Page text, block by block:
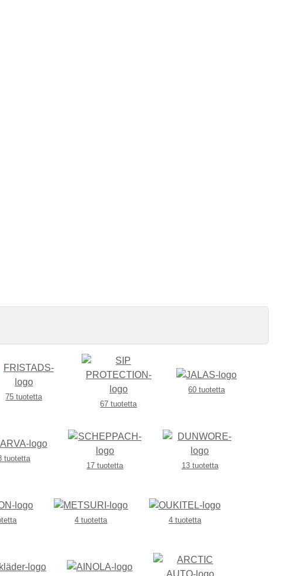
75 tuotetta
67 tuotetta
60 tuotetta
tuotetta
17 tuotetta
13 tuotetta
4 tuotetta 4 tuotetta